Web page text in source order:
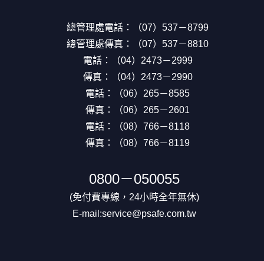
總管理處電話：（07）537－8799
總管理處傳真：（07）537－8810
電話：（04）2473－2999
傳真：（04）2473－2990
電話：（06）265－8585
傳真：（06）265－2601
電話：（08）766－8118
傳真：（08）766－8119
0800－050055
(免付費專線，24小時全年無休)
E-mail:service@psafe.com.tw